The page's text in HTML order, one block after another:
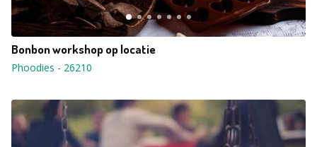
Bonbon workshop op locatie
Phoodies - 26210